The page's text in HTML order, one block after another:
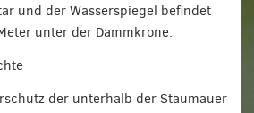
und der Wasser­spiegel befindet
unter der Dammkrone.
der unterhalb der Staumauer